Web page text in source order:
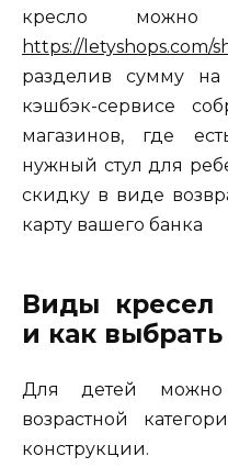
кресло
https://letyshops.com/
разделив сумму
кэшбэк-сервисе
магазинов, где
нужный стул для
скидку в виде
карту вашего банка
Виды кресел
и как
Для детей
возрастной
конструкции.